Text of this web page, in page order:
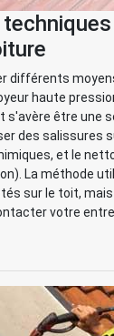
différents
haute
s'avère être une
des salissures
et le
La méthode
sur le toit,
votre